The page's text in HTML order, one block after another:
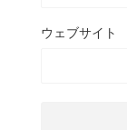
ウェブサイト